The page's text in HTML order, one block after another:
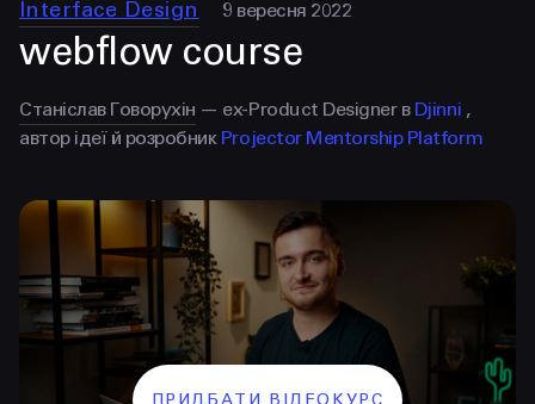
бібліотека
менторство
lezo
блог
вийти
Interface Design 9 вересня 2022
webflow course
Станіслав Говорухін — ex-Product Designer в Djinni ,
автор ідеї й розробник Projector Mentorship Platform
ПРИДБАТИ ВІДЕОКУРС